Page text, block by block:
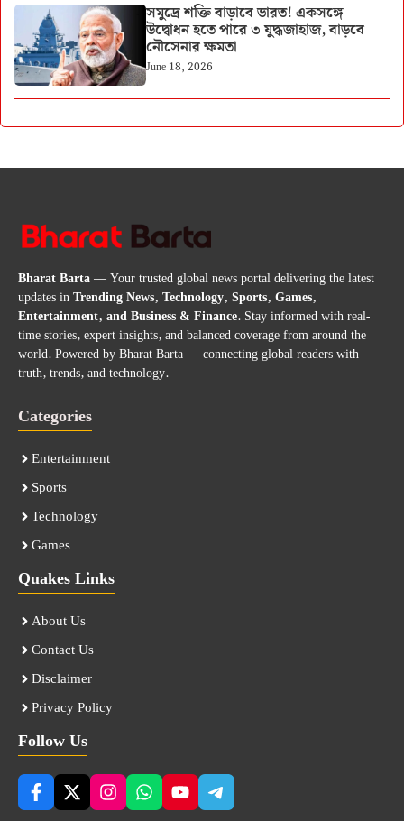
সমুদ্রে শক্তি বাড়াবে ভারত! একসঙ্গে
উদ্বোধন হতে পারে ৩ যুদ্ধজাহাজ, বাড়বে
নৌসেনার ক্ষমতা
June 18, 2026
Bharat Barta— Your trusted global news portal delivering the latest
updates inTrending News, Technology, Sports, Games,
Entertainment, and Business & Finance. Stay informed with real-
time stories, expert insights, and balanced coverage from around the
world. Powered by Bharat Barta — connecting global readers with
truth, trends, and technology.
Categories
Entertainment
Sports
Technology
Games
Quakes Links
About Us
Contact Us
Disclaimer
Privacy Policy
Follow Us